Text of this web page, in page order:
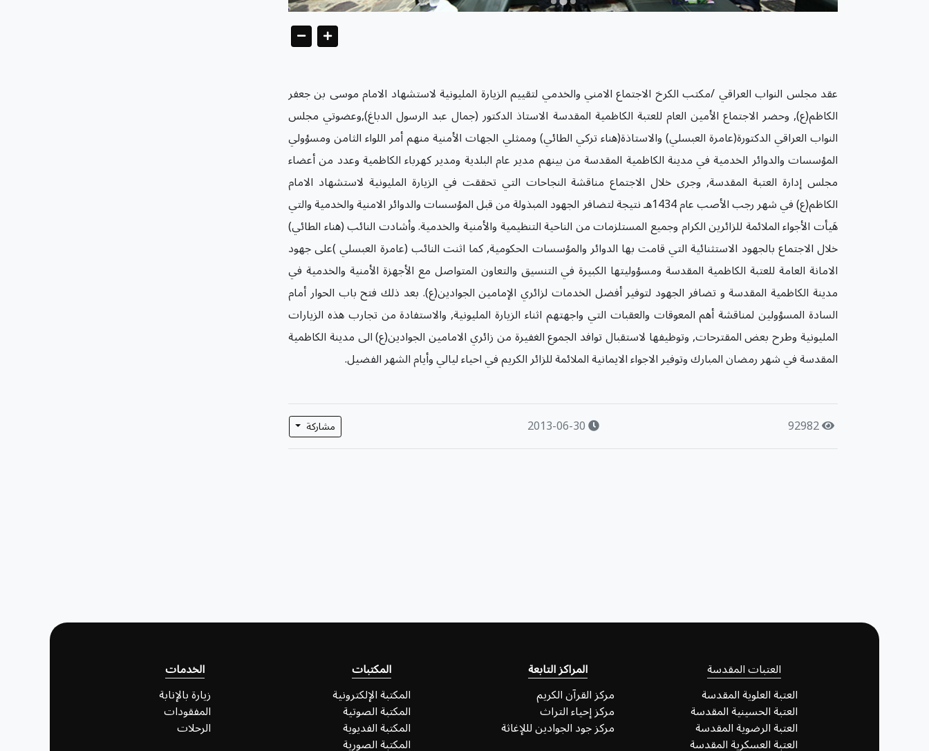
عقد مجلس النواب العراقي /مكتب الكرخ الاجتماع الامني والخدمي لتقييم الزيارة المليونية لاستشهاد الامام موسى بن جعفر
الكاظم(ع), وحضر الاجتماع الأمين العام للعتبة الكاظمية المقدسة الاستاذ الدكتور (جمال عبد الرسول الدباغ),وعضوتي مجلس
النواب العراقي الدكتورة(عامرة العبسلي) والاستاذة(هناء تركي الطائي) وممثلي الجهات الأمنية منهم أمر اللواء الثامن ومسؤولي
المؤسسات والدوائر الخدمية في مدينة الكاظمية المقدسة من بينهم مدير عام البلدية ومدير كهرباء الكاظمية وعدد من أعضاء
مجلس إدارة العتبة المقدسة, وجرى خلال الاجتماع مناقشة النجاحات التي تحققت في الزيارة المليونية لاستشهاد الامام
الكاظم(ع) في شهر رجب الأصب عام 1434هـ نتيجة لتضافر الجهود المبذولة من قبل المؤسسات والدوائر الامنية والخدمية والتي
هَيأت الأجواء الملائمة للزائرين الكرام وجميع المستلزمات من الناحية التنظيمية والأمنية والخدمية. وأشادت النائب (هناء الطائي)
خلال الاجتماع بالجهود الاستثنائية التي قامت بها الدوائر والمؤسسات الحكومية, كما اثنت النائب (عامرة العبسلي )على جهود
الامانة العامة للعتبة الكاظمية المقدسة ومسؤوليتها الكبيرة في التنسيق والتعاون المتواصل مع الأجهزة الأمنية والخدمية في
مدينة الكاظمية المقدسة و تضافر الجهود لتوفير أفضل الخدمات لزائري الإمامين الجوادين(ع). بعد ذلك فتح باب الحوار أمام
السادة المسؤولين لمناقشة أهم المعوقات والعقبات التي واجهتهم اثناء الزيارة المليونية, والاستفادة من تجارب هذه الزيارات
المليونية وطرح بعض المقترحات, وتوظيفها لاستقبال توافد الجموع الغفيرة من زائري الامامين الجوادين(ع) الى مدينة الكاظمية
المقدسة في شهر رمضان المبارك وتوفير الاجواء الايمانية الملائمة للزائر الكريم في احياء ليالي وأيام الشهر الفضيل.
92982
2013-06-30 مشاركة
العتبات المقدسة
العتبة العلوية المقدسة
العتبة الحسينية المقدسة
العتبة الرضوية المقدسة
العتبة العسكرية المقدسة
المراكز التابعة
مركز القرآن الكريم
مركز إحياء التراث
مركز جود الجوادين لللإغاثة
المكتبات
المكتبة الإلكترونية
المكتبة الصوتية
المكتبة الفديوية
المكتبة الصورية
الخدمات
زيارة بالإنابة
المفقودات
الرحلات